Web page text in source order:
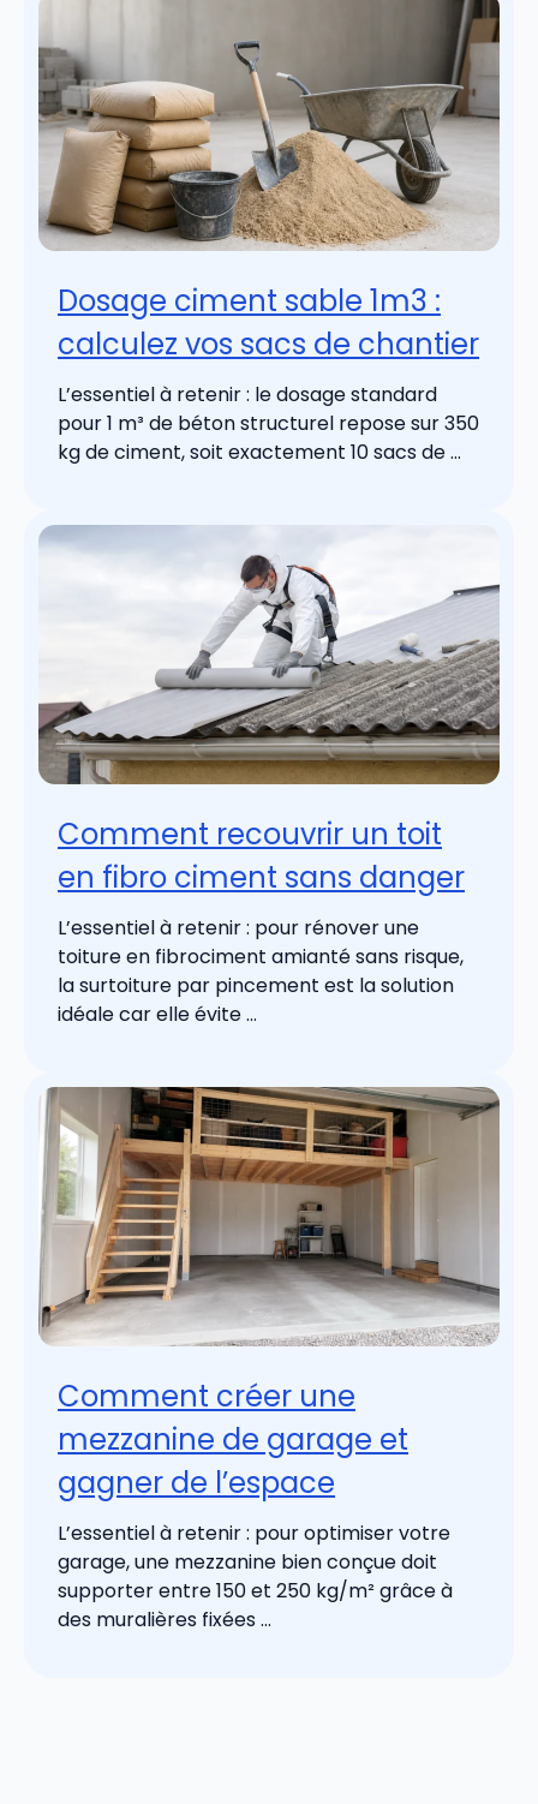
Dosage ciment sable 1m3 :
calculez vos sacs de chantier
L’essentiel à retenir : le dosage standard
pour 1 m³ de béton structurel repose sur 350
kg de ciment, soit exactement 10 sacs de ...
Comment recouvrir un toit
en fibro ciment sans danger
L’essentiel à retenir : pour rénover une
toiture en fibrociment amianté sans risque,
la surtoiture par pincement est la solution
idéale car elle évite ...
Comment créer une
mezzanine de garage et
gagner de l’espace
L’essentiel à retenir : pour optimiser votre
garage, une mezzanine bien conçue doit
supporter entre 150 et 250 kg/m² grâce à
des muralières fixées ...